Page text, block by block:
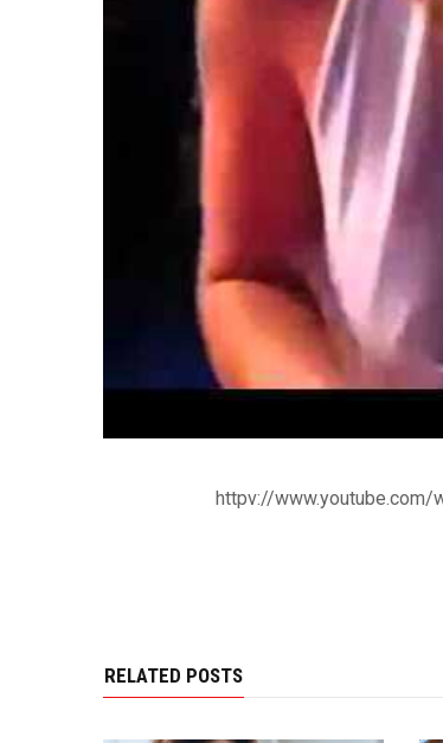
httpv://www.youtube.com/
RELATED POSTS